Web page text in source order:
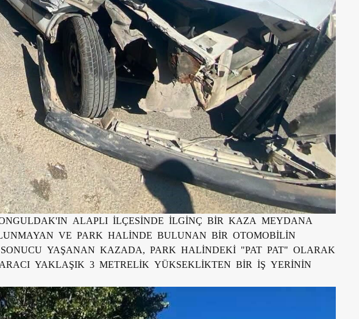
ALAPLI İLÇESİNDE İLGİNÇ BİR KAZA MEYDANA
VE PARK HALİNDE BULUNAN BİR OTOMOBİLİN
YAŞANAN KAZADA, PARK HALİNDEKİ "PAT PAT" OLARAK
YAKLAŞIK 3 METRELİK YÜKSEKLİKTEN BİR İŞ YERİNİN